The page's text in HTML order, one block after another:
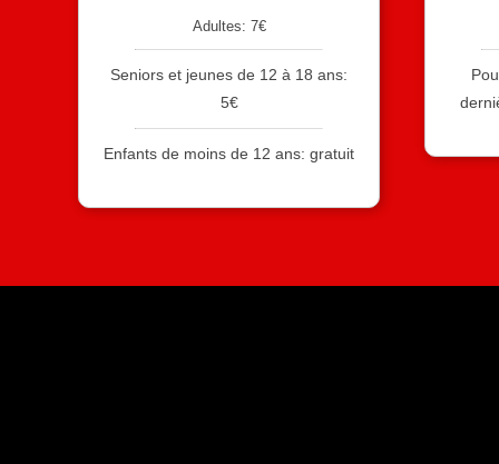
Adultes: 7€
Seniors et jeunes de 12 à 18 ans:
5€
Enfants de moins de 12 ans: gratuit